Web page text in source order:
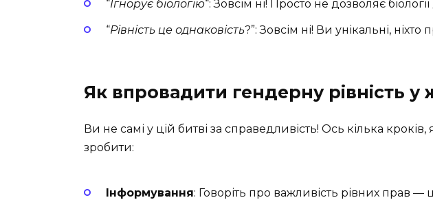
“Ігнорує біологію“: Зовсім ні! Просто не дозволяє
“Рівність це однаковість?”: Зовсім ні! Ви унікальні, ніхто
Як впровадити гендерну рівність у
Ви не самі у цій битві за справедливість! Ось кілька
зробити:
Інформування: Говоріть про важливість рівних прав